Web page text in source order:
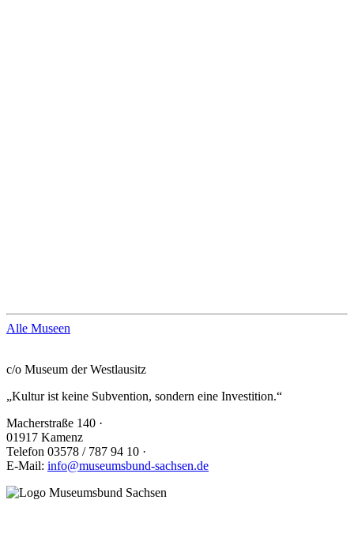
Alle Museen
c/o Museum der Westlausitz
„Kultur ist keine Subvention, sondern eine Investition.“
Macherstraße 140 ·
01917 Kamenz
Telefon 03578 / 787 94 10 ·
E-Mail: info@museumsbund-sachsen.de